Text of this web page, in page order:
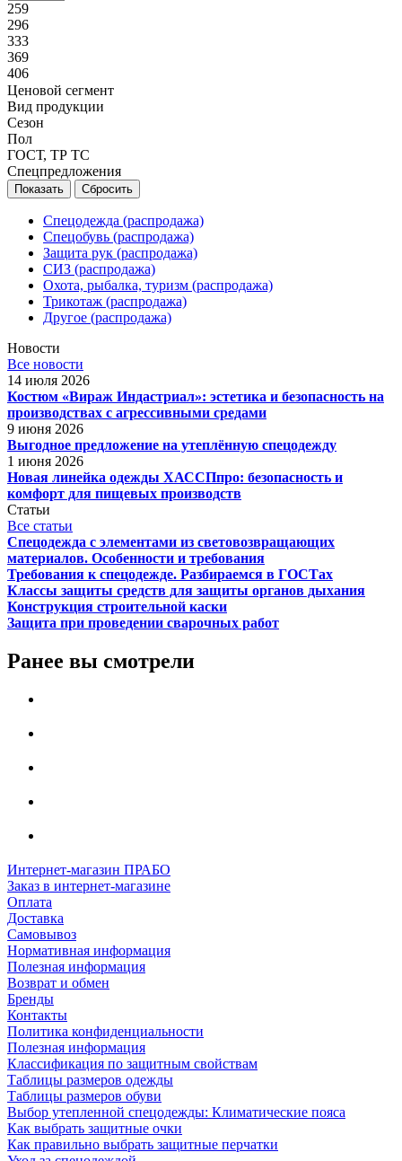
259
296
333
369
406
Ценовой сегмент
Вид продукции
Сезон
Пол
ГОСТ, ТР ТС
Спецпредложения
Сбросить
Спецодежда (распродажа)
Спецобувь (распродажа)
Защита рук (распродажа)
СИЗ (распродажа)
Охота, рыбалка, туризм (распродажа)
Трикотаж (распродажа)
Другое (распродажа)
Новости
Все новости
14 июля 2026
Костюм «Вираж Индастриал»: эстетика и безопасность на
производствах с агрессивными средами
9 июня 2026
Выгодное предложение на утеплённую спецодежду
1 июня 2026
Новая линейка одежды ХАССПпро: безопасность и
комфорт для пищевых производств
Статьи
Все статьи
Спецодежда с элементами из световозвращающих
материалов. Особенности и требования
Требования к спецодежде. Разбираемся в ГОСТах
Классы защиты средств для защиты органов дыхания
Конструкция строительной каски
Защита при проведении сварочных работ
Ранее вы смотрели
Интернет-магазин ПРАБО
Заказ в интернет-магазине
Оплата
Доставка
Самовывоз
Нормативная информация
Полезная информация
Возврат и обмен
Бренды
Контакты
Политика конфиденциальности
Полезная информация
Классификация по защитным свойствам
Таблицы размеров одежды
Таблицы размеров обуви
Выбор утепленной спецодежды: Климатические пояса
Как выбрать защитные очки
Как правильно выбрать защитные перчатки